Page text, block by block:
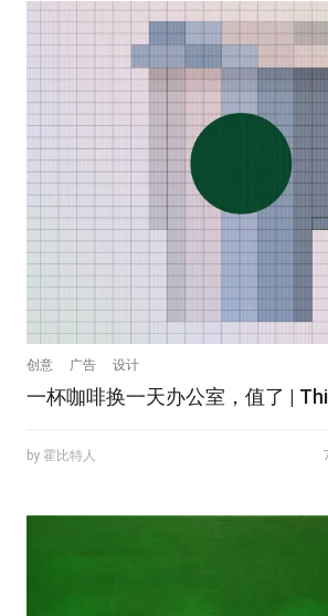
创意 广告 设计
一杯咖啡换一天办公室，值了 |
by 霍比特人